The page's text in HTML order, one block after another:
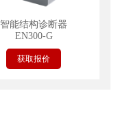
智能结构诊断器
EN300-G
获取报价